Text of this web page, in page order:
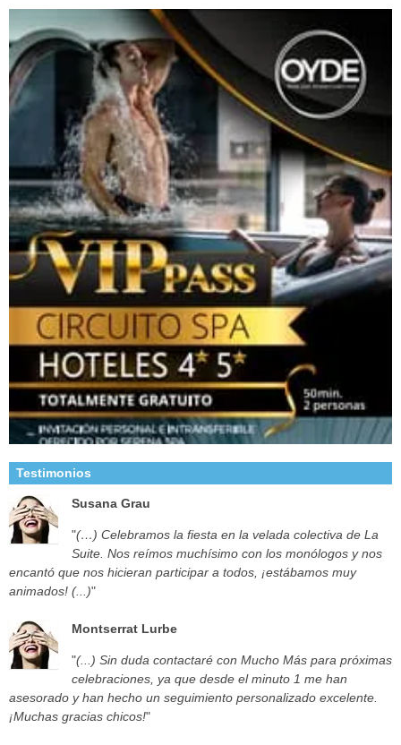
Testimonios
Susana Grau
"(…) Celebramos la fiesta en la velada colectiva de La
Suite. Nos reímos muchísimo con los monólogos y nos
encantó que nos hicieran participar a todos, ¡estábamos muy
animados! (...)"
Montserrat Lurbe
"(...) Sin duda contactaré con Mucho Más para próximas
celebraciones, ya que desde el minuto 1 me han
asesorado y han hecho un seguimiento personalizado excelente.
¡Muchas gracias chicos!"